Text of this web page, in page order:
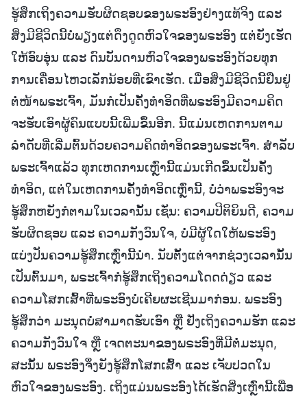
ຮູ້ສຶກເຖິງຄວາມຮັບຜິດຊອບຂອງພຣະອົງຢ່າງແທ້ຈິງ ແລະ
ສິ່ງມີຊີວິດນີ້ບໍ່ພຽງແຕ່ດຶງດູດຫົວໃຈຂອງພຣະອົງ ແຕ່ຍັງເຮັດ
ໃຫ້ອົບອຸ່ນ ແລະ ດົນບັນດານຫົວໃຈຂອງພຣະອົງດ້ວຍທຸກ
ການເຄື່ອນໄຫວເລັກນ້ອຍທີ່ເຂົາເຮັດ. ເມື່ອສິ່ງມີຊີວິດນີ້ຢືນຢູ່
ຕໍ່ໜ້າພຣະເຈົ້າ, ມັນກໍເປັນຄັ້ງທຳອິດທີ່ພຣະອົງມີຄວາມຄິດ
ຈະຮັບເອົາຜູ້ຄົນແບບນີ້ເພີ່ມຂຶ້ນອີກ. ນີ້ແມ່ນເຫດການຕາມ
ລຳດັບທີ່ເລີ່ມຕົ້ນດ້ວຍຄວາມຄິດທຳອິດຂອງພຣະເຈົ້າ. ສຳລັບ
ພຣະເຈົ້າແລ້ວ ທຸກເຫດການເຫຼົ່ານີ້ແມ່ນເກີດຂຶ້ນເປັນຄັ້ງ
ທຳອິດ, ແຕ່ໃນເຫດການຄັ້ງທຳອິດເຫຼົ່ານີ້, ບໍ່ວ່າພຣະອົງຈະ
ຮູ້ສຶກຫຍັງກໍຕາມໃນເວລານັ້ນ ເຊັ່ນ: ຄວາມປິຕິຍິນດີ, ຄວາມ
ຮັບຜິດຊອບ ແລະ ຄວາມກັງວົນໃຈ, ບໍ່ມີຜູ້ໃດໃຫ້ພຣະອົງ
ແບ່ງປັນຄວາມຮູ້ສຶກເຫຼົ່ານີ້ນໍາ. ນັບຕັ້ງແຕ່ຈາກຊ່ວງເວລານັ້ນ
ເປັນຕົ້ນມາ, ພຣະເຈົ້າກໍຮູ້ສຶກເຖິງຄວາມໂດດດ່ຽວ ແລະ
ຄວາມໂສກເສົ້າທີ່ພຣະອົງບໍ່ເຄີຍຜະເຊີນມາກ່ອນ. ພຣະອົງ
ຮູ້ສຶກວ່າ ມະນຸດບໍ່ສາມາດຮັບເອົາ ຫຼື ຢັ່ງເຖິງຄວາມຮັກ ແລະ
ຄວາມກັງວົນໃຈ ຫຼື ເຈດຕະນາຂອງພຣະອົງທີ່ມີຕໍ່ມະນຸດ,
ສະນັ້ນ ພຣະອົງຈຶ່ງຍັງຮູ້ສຶກໂສກເສົ້າ ແລະ ເຈັບປວດໃນ
ຫົວໃຈຂອງພຣະອົງ. ເຖິງແມ່ນພຣະອົງໄດ້ເຮັດສິ່ງເຫຼົ່ານີ້ເພື່ອ